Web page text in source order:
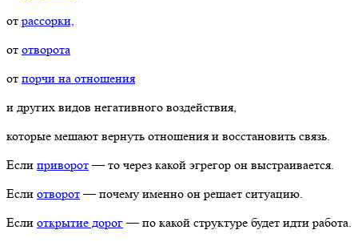
от рассорки,
от отворота
от порчи на отношения
и других видов негативного воздействия,
которые мешают вернуть отношения и восстановить связь.
Если приворот— то через какой эгрегор он выстраивается.
Если отворот— почему именно он решает ситуацию.
Если открытие дорог— по какой структуре будет идти работа.